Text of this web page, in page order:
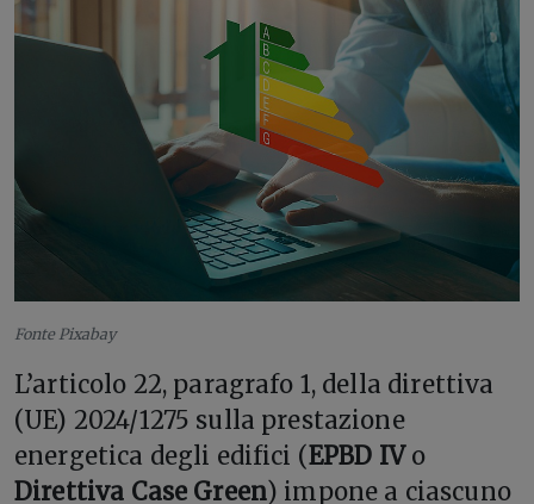
Fonte Pixabay
L’articolo 22, paragrafo 1, della direttiva
(UE) 2024/1275 sulla prestazione
energetica degli edifici (EPBD IVo
Direttiva Case Green) impone a ciascuno